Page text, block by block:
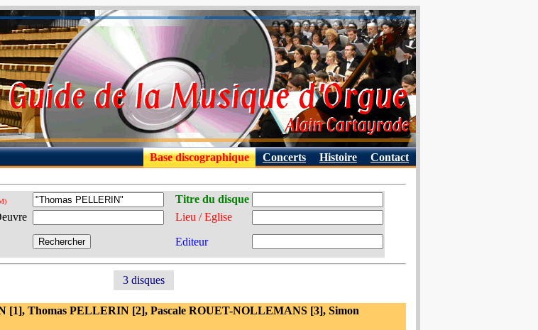
Base discographique Concerts Histoire Contact
Titre du disque
Lieu / Eglise
Editeur
3 disques
[1], Thomas PELLERIN [2], Pascale ROUET-NOLLEMANS [3], Simon